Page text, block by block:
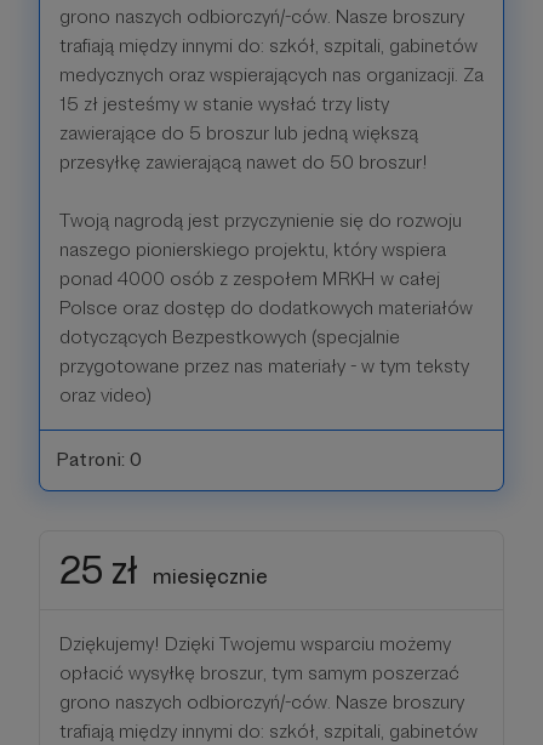
grono naszych odbiorczyń/-ców. Nasze broszury
trafiają między innymi do: szkół, szpitali, gabinetów
medycznych oraz wspierających nas organizacji. Za
15 zł jesteśmy w stanie wysłać trzy listy
zawierające do 5 broszur lub jedną większą
przesyłkę zawierającą nawet do 50 broszur!
Twoją nagrodą jest przyczynienie się do rozwoju
naszego pionierskiego projektu, który wspiera
ponad 4000 osób z zespołem MRKH w całej
Polsce oraz dostęp do dodatkowych materiałów
dotyczących Bezpestkowych (specjalnie
przygotowane przez nas materiały - w tym teksty
oraz video)
Patroni: 0
25 zł miesięcznie
Dziękujemy! Dzięki Twojemu wsparciu możemy
opłacić wysyłkę broszur, tym samym poszerzać
grono naszych odbiorczyń/-ców. Nasze broszury
trafiają między innymi do: szkół, szpitali, gabinetów